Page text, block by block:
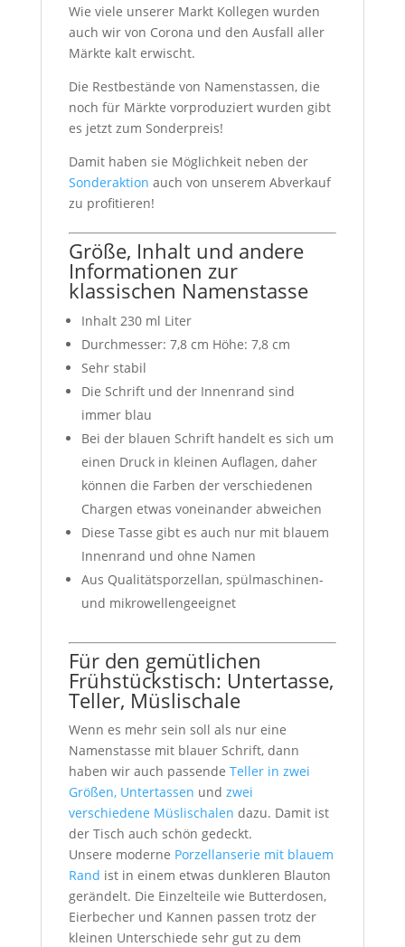
Wie viele unserer Markt Kollegen wurden
auch wir von Corona und den Ausfall aller
Märkte kalt erwischt.
Die Restbestände von Namenstassen, die
noch für Märkte vorproduziert wurden gibt
es jetzt zum Sonderpreis!
Damit haben sie Möglichkeit neben der
Sonderaktion auch von unserem Abverkauf
zu profitieren!
Größe, Inhalt und andere
Informationen zur
klassischen Namenstasse
Inhalt 230 ml Liter
Durchmesser: 7,8 cm Höhe: 7,8 cm
Sehr stabil
Die Schrift und der Innenrand sind
immer blau
Bei der blauen Schrift handelt es sich um
einen Druck in kleinen Auflagen, daher
können die Farben der verschiedenen
Chargen etwas voneinander abweichen
Diese Tasse gibt es auch nur mit blauem
Innenrand und ohne Namen
Aus Qualitätsporzellan, spülmaschinen-
und mikrowellengeeignet
Für den gemütlichen
Frühstückstisch: Untertasse,
Teller, Müslischale
Wenn es mehr sein soll als nur eine
Namenstasse mit blauer Schrift, dann
haben wir auch passende Teller in zwei
Größen, Untertassen und zwei
verschiedene Müslischalen dazu. Damit ist
der Tisch auch schön gedeckt.
Unsere moderne Porzellanserie mit blauem
Rand ist in einem etwas dunkleren Blauton
gerändelt. Die Einzelteile wie Butterdosen,
Eierbecher und Kannen passen trotz der
kleinen Unterschiede sehr gut zu dem